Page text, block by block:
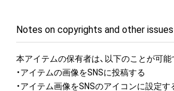
Notes on copyrights and other issues
本アイテムの保有者は、以下のことが可能
・アイテムの画像をSNSに投稿する
・アイテム画像をSNSのアイコンに設定す